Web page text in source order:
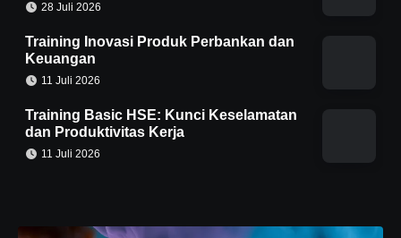
28 Juli 2026
Training Inovasi Produk Perbankan dan
Keuangan
11 Juli 2026
Training Basic HSE: Kunci Keselamatan
dan Produktivitas Kerja
11 Juli 2026